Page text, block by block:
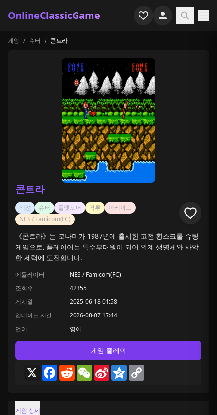
OnlineClassicGame
홈
게임 특집
최근 플레이
게임 / 슈터 / 콘트라
콘트라
액션 슈터 플랫포머 격투
아케이드
NES / Famicom(FC)
《콘트라》는 코나미가 1987년에 출시한 고전 횡스크롤 슈팅
게임으로, 플레이어는 특수부대원이 되어 외계 생명체와 사악
한 세력에 도전합니다.
에뮬레이터
NES / Famicom(FC)
조회수
42355
게시일
2025-06-18 01:58
업데이트 시간
2026-08-07 17:44
언어
영어
게임 플레이
X Facebook
RedditWeChat
Sina
Weibo
Qzone
게임 상세